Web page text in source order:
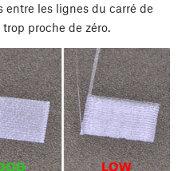
entre les lignes du carré de
proche de zéro.